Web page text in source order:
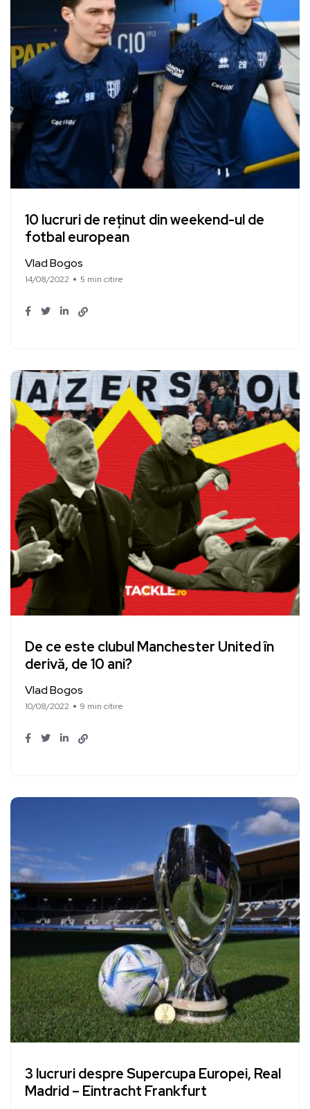
10 lucruri de reținut din weekend-ul de
fotbal european
Vlad Bogos
14/08/2022 5 min citire
De ce este clubul Manchester United în
derivă, de 10 ani?
Vlad Bogos
10/08/2022 9 min citire
3 lucruri despre Supercupa Europei, Real
Madrid – Eintracht Frankfurt